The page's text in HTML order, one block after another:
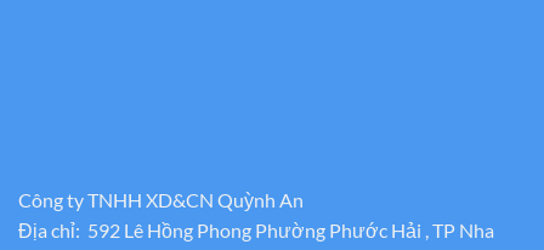
Công ty TNHH XD&CN Quỳnh An
Địa chỉ: 592 Lê Hồng Phong Phường Phước Hải , TP Nha